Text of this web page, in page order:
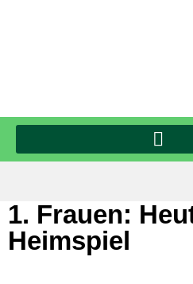
1. Frauen:
Heimspiel